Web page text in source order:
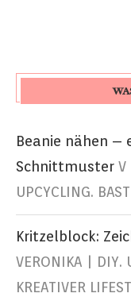
Beanie nähen –
Schnittmuster V
UPCYCLING.
Kritzelblock:
VERONIKA | DIY.
KREATIVER